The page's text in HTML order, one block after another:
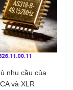
nhu cầu của
và XLR